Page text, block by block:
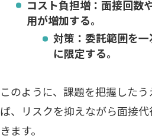
コスト負担増：面接回数
用が増加する。
対策：委託範囲を
に限定する。
このように、課題を把握した
ば、リスクを抑えながら面接
きます。